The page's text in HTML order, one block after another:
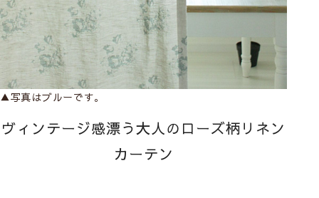
▲写真はブルーです。
ヴィンテージ感漂う大人のローズ柄リネン
カーテン